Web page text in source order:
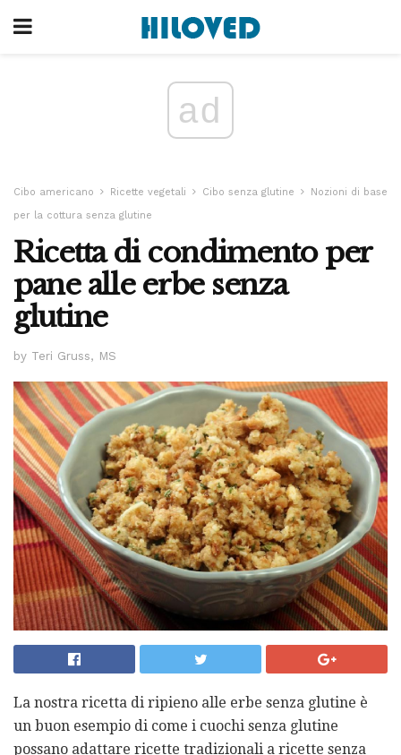
ad
Cibo americano Ricette vegetali Cibo senza glutine
Nozioni di base
per la cottura senza glutine
Ricetta di condimento per
pane alle erbe senza
glutine
by Teri Gruss, MS
La nostra ricetta di ripieno alle erbe senza glutine è
un buon esempio di come i cuochi senza glutine
possano adattare ricette tradizionali a ricette senza